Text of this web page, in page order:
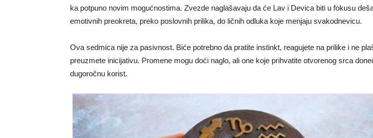
ka potpuno novim mogućnostima. Zvezde naglašavaju da će Lav i Devica biti u fokusu
emotivnih preokreta, preko poslovnih prilika, do ličnih odluka koje menjaju svakodnevicu.
Ova sedmica nije za pasivnost. Biće potrebno da pratite instinkt, reagujete na prilike i ne
preuzmete inicijativu. Promene mogu doći naglo, ali one koje prihvatite otvorenog srca
dugoročnu korist.